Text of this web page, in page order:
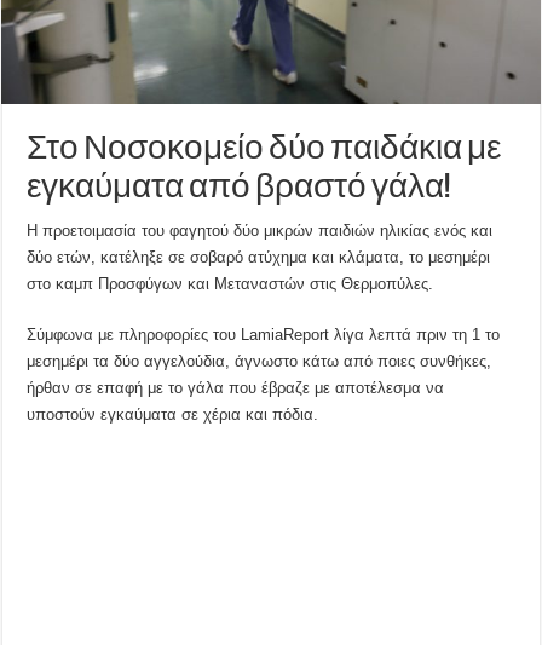
Στο Νοσοκομείο δύο παιδάκια με
εγκαύματα από βραστό γάλα!
Η προετοιμασία του φαγητού δύο μικρών παιδιών ηλικίας ενός και
δύο ετών, κατέληξε σε σοβαρό ατύχημα και κλάματα, το μεσημέρι
στο καμπ Προσφύγων και Μεταναστών στις Θερμοπύλες.
Σύμφωνα με πληροφορίες του LamiaReport λίγα λεπτά πριν τη 1 το
μεσημέρι τα δύο αγγελούδια, άγνωστο κάτω από ποιες συνθήκες,
ήρθαν σε επαφή με το γάλα που έβραζε με αποτέλεσμα να
υποστούν εγκαύματα σε χέρια και πόδια.